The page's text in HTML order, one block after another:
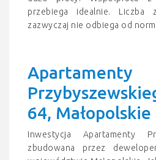
przebiega idealnie. Liczba
zazwyczaj nie odbiega od
Apartamenty
64, Małopolskie
Inwestycja Apartamenty
zbudowana przez